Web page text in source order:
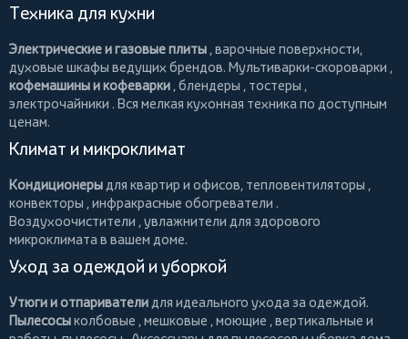
Техника для кухни
Электрические и газовые плиты , варочные поверхности,
духовые шкафы ведущих брендов. Мультиварки-скороварки ,
кофемашины и кофеварки , блендеры , тостеры ,
электрочайники . Вся мелкая кухонная техника по доступным
ценам.
Климат и микроклимат
Кондиционеры для квартир и офисов, тепловентиляторы ,
конвекторы , инфракрасные обогреватели .
Воздухоочистители , увлажнители для здорового
микроклимата в вашем доме.
Уход за одеждой и уборкой
Утюги и отпариватели для идеального ухода за одеждой.
Пылесосыколбовые , мешковые , моющие , вертикальные и